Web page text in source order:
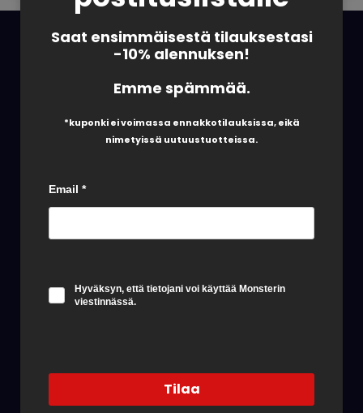
Kauppa
Resurssit
Saat ensimmäisestä tilauksestasi
-10% alennuksen!
Emme spämmää.
*kuponki ei voimassa ennakkotilauksissa, eikä
nimetyissä uutuustuotteissa.
Email *
Hyväksyn, että tietojani voi käyttää Monsterin
viestinnässä.
Tilaa